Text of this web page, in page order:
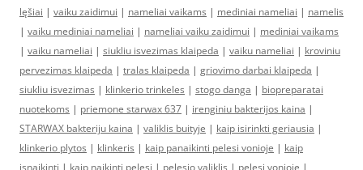
lęšiai | vaiku zaidimui | nameliai vaikams | mediniai nameliai | namelis
| vaiku mediniai nameliai | nameliai vaiku zaidimui | mediniai vaikams
| vaiku nameliai | siukliu isvezimas klaipeda | vaiku nameliai | kroviniu
pervezimas klaipeda | tralas klaipeda | griovimo darbai klaipeda |
siukliu isvezimas | klinkerio trinkeles | stogo danga | biopreparatai
nuotekoms | priemone starwax 637 | irenginiu bakterijos kaina |
STARWAX bakteriju kaina | valiklis buityje | kaip isirinkti geriausia |
klinkerio plytos | klinkeris | kaip panaikinti pelesi vonioje | kaip
isnaikinti | kaip naikinti pelesi | pelesio valiklis | pelesi vonioje |